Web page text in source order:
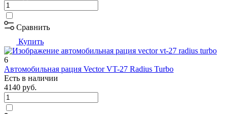
Сравнить
Купить
6
Автомобильная рация Vector VT-27 Radius Turbo
Есть в наличии
4140 руб.